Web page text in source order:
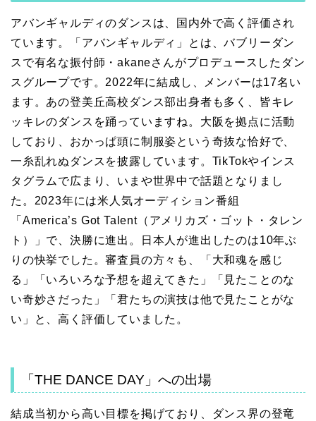
アバンギャルディのダンスは、国内外で高く評価され
ています。「アバンギャルディ」とは、バブリーダン
スで有名な振付師・akaneさんがプロデュースしたダン
スグループです。2022年に結成し、メンバーは17名い
ます。あの登美丘高校ダンス部出身者も多く、皆キレ
ッキレのダンスを踊っていますね。大阪を拠点に活動
しており、おかっぱ頭に制服姿という奇抜な恰好で、
一糸乱れぬダンスを披露しています。TikTokやインス
タグラムで広まり、いまや世界中で話題となりまし
た。2023年には米人気オーディション番組
「America’s Got Talent（アメリカズ・ゴット・タレン
ト）」で、決勝に進出。日本人が進出したのは10年ぶ
りの快挙でした。審査員の方々も、「大和魂を感じ
る」「いろいろな予想を超えてきた」「見たことのな
い奇妙さだった」「君たちの演技は他で見たことがな
い」と、高く評価していました。
「THE DANCE DAY」への出場
結成当初から高い目標を掲げており、ダンス界の登竜